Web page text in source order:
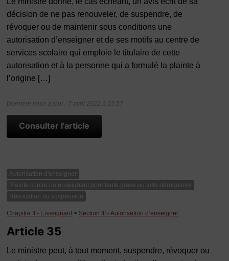
décision de ne pas renouveler, de suspendre, de
révoquer ou de maintenir sous conditions une
autorisation d’enseigner et de ses motifs au centre de
services scolaire qui emploie le titulaire de cette
autorisation et à la personne qui a formulé la plainte à
l’origine […]
Dernière mise à jour : 7 avril 2022 à 15:57
Consulter l'article
Autorisation d'enseigner
Plainte contre un enseignant pour faute grave ou acte dérogatoire
Révocation ou suspension
Chapitre II - Enseignant > Section III - Autorisation d’enseigner
Article 35
Le ministre peut, à tout moment, suspendre, révoquer ou